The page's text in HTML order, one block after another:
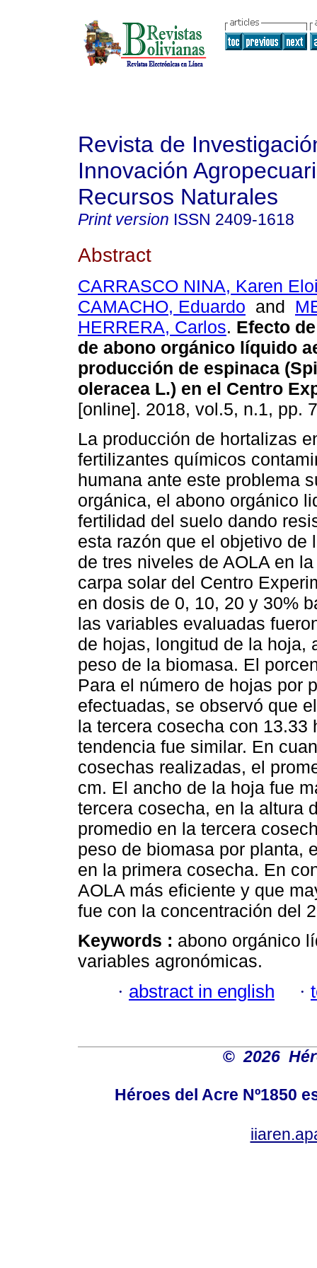
Revista de
Innovación
Recursos Naturales
Print version ISSN 2409-1618
Abstract
CARRASCO NINA, Karen
CAMACHO, Eduardo and
HERRERA, Carlos. Efecto
de abono orgánico líquido
producción de espinaca
oleracea L.) en el Centro
[online]. 2018, vol.5, n.1, pp.
La producción de hortalizas
fertilizantes químicos
humana ante este problema
orgánica, el abono orgánico
fertilidad del suelo dando
esta razón que el objetivo de
de tres niveles de AOLA en
carpa solar del Centro
en dosis de 0, 10, 20 y 30%
las variables evaluadas
de hojas, longitud de la hoja,
peso de la biomasa. El
Para el número de hojas por
efectuadas, se observó que
la tercera cosecha con
tendencia fue similar. En
cosechas realizadas, el
cm. El ancho de la hoja fue
tercera cosecha, en la altura
promedio en la tercera
peso de biomasa por planta,
en la primera cosecha. En
AOLA más eficiente y que
fue con la concentración del
Keywords : abono orgánico
variables agronómicas.
· abstract in english ·
© 2026
Héroes del Acre Nº1850